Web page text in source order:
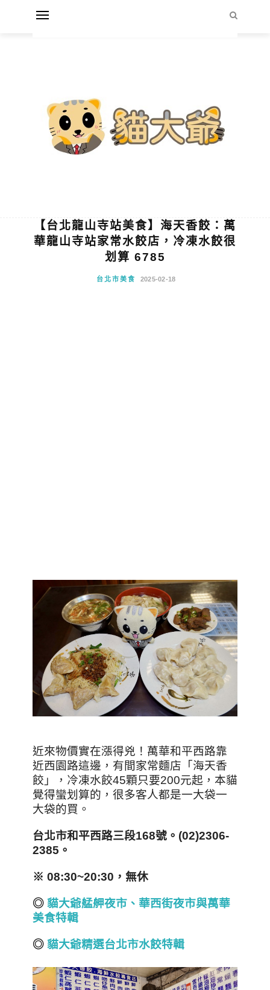
【台北龍山寺站美食】海天香餃：萬
華龍山寺站家常水餃店，冷凍水餃很
划算 6785
台北市美食 2025-02-18
近來物價實在漲得兇！萬華和平西路靠
近西園路這邊，有間家常麵店「海天香
餃」，冷凍水餃45顆只要200元起，本貓
覺得蠻划算的，很多客人都是一大袋一
大袋的買。
台北市和平西路三段168號。(02)2306-
2385。
※ 08:30~20:30，無休
◎ 貓大爺艋舺夜市、華西街夜市與萬華
美食特輯
◎ 貓大爺精選台北市水餃特輯